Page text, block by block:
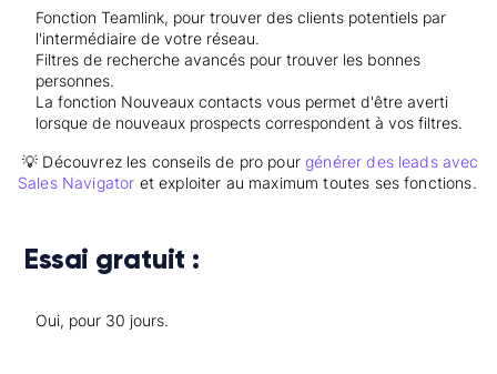
Fonction Teamlink, pour trouver des clients potentiels par
l'intermédiaire de votre réseau.
Filtres de recherche avancés pour trouver les bonnes
personnes.
La fonction Nouveaux contacts vous permet d'être averti
lorsque de nouveaux prospects correspondent à vos filtres.
💡 Découvrez les conseils de pro pourgénérer des leads avec
Sales Navigator et exploiter au maximum toutes ses fonctions.
Essai gratuit :
Oui, pour 30 jours.